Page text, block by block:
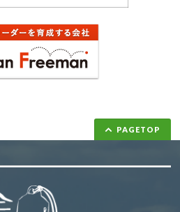
PAGETOP